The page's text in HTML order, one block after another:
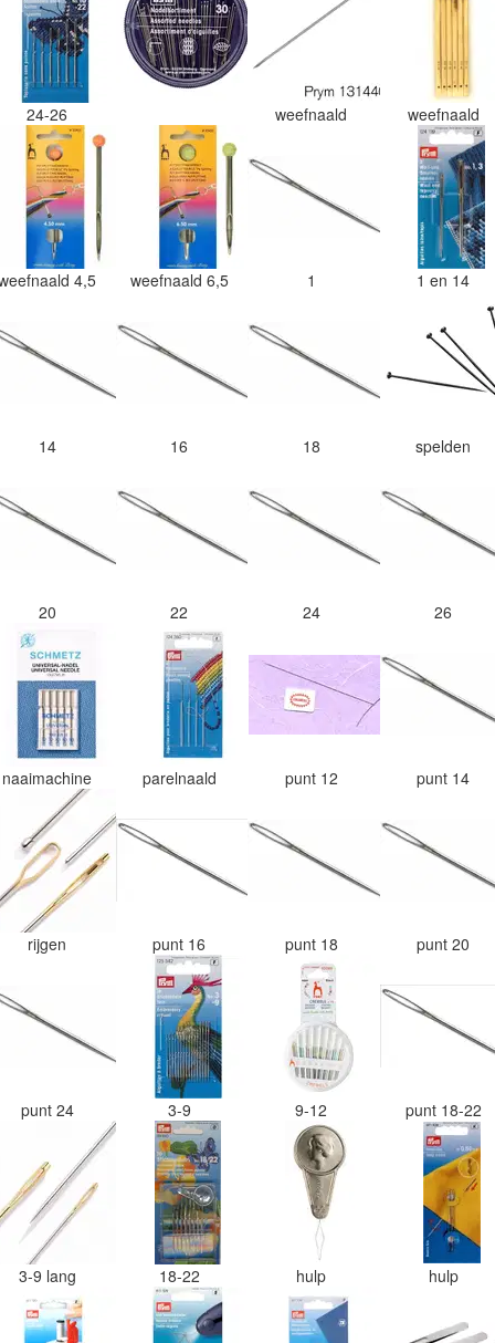
24-26 weefnaald weefnaald
4,5 weefnaald 6,5 1 1 en 14
14 16 18 spelden
20 22 24 26
naaimachine parelnaald punt 12 punt 14
rijgen punt 16 punt 18 punt 20
punt 24 3-9 9-12 punt 18-22
3-9 lang 18-22 hulp hulp